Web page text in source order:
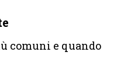
comuni e quando